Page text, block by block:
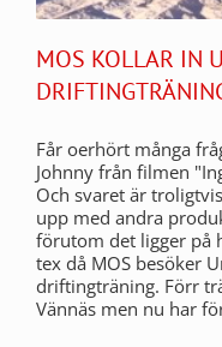
MOS KOLLAR IN
Får oerhört många
Johnny från filmen
Och svaret är
upp med andra
förutom det ligger på
tex då MOS besöker
driftingträning. Förr
Vännäs men nu har